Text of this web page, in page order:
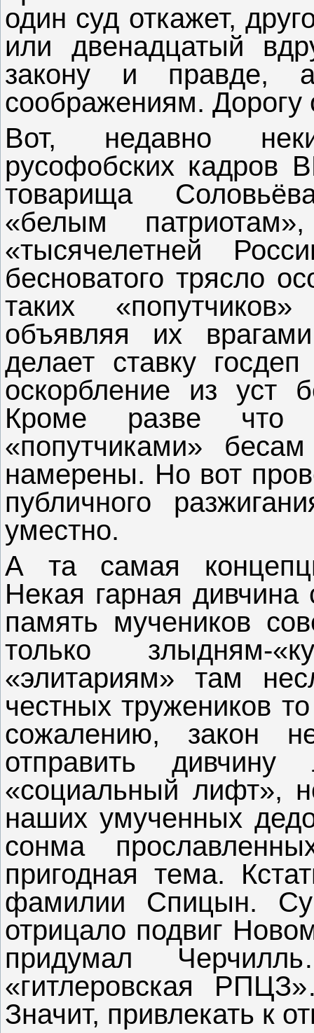
один суд откажет,
или двенадцатый
закону и правде,
соображениям. Дорогу
Вот, недавно
русофобских кадров
товарища
«белым
«тысячелетней
бесноватого трясло
таких
объявляя их
делает ставку
оскорбление из уст
Кроме разве что
«попутчиками»
намерены. Но вот
публичного
уместно.
А та самая
Некая гарная
память мучеников
только злыдням-
«элитариям» там
честных тружеников
сожалению, закон
отправить
«социальный лифт»,
наших умученных
сонма
пригодная тема.
фамилии Спицын.
отрицало подвиг
придумал
«гитлеровская
Значит, привлекать к